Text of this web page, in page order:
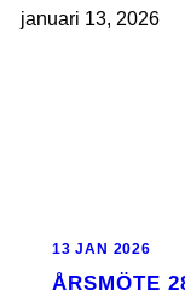
januari 13, 2026
13 JAN 2026
ÅRSMÖTE